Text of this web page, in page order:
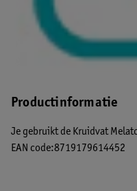
Productinformatie
Je gebruikt de Kruidvat
EAN code:8719179614452